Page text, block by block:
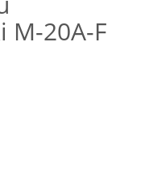
M-20A-F